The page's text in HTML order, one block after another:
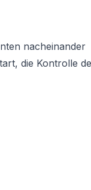
nacheinander
die Kontrolle